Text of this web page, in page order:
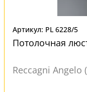
Артикул: PL 6228/5
Потолочная
Reccagni Angelo